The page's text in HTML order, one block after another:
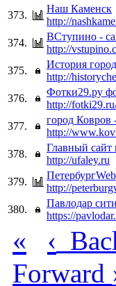
373.
Наш Каменск
http://
374.
ВСтупино -
http://
375.
История
http://
376.
Фотки29.ру
http://
377.
город Ковров
http://
378.
Главный сайт
http://ufaley.ru
379.
ПетербургWeb
http://
380.
Павлодар сити
https://
« ‹
Forward